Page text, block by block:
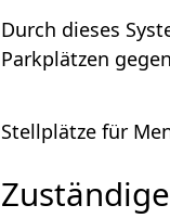
Durch dieses
Parkplätzen
Stellplätze für